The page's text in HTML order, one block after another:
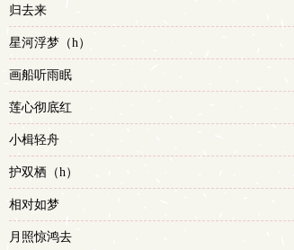
归去来
星河浮梦（h）
画船听雨眠
莲心彻底红
小楫轻舟
护双栖（h）
相对如梦
月照惊鸿去